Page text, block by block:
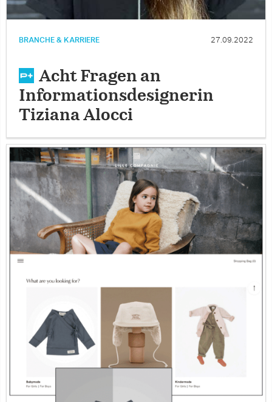
BRANCHE & KARRIERE 27.09.2022
Acht Fragen an
Informationsdesignerin
Tiziana Alocci